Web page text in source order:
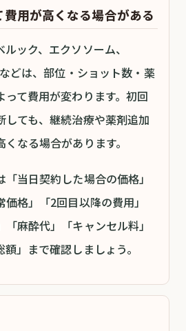
用が高くなる場合がある
ック、エクソソーム、
どは、部位・ショット数・薬
て費用が変わります。初回
しても、継続治療や薬剤追加
なる場合があります。
当日契約した場合の価格」
格」「2回目以降の費用」
「麻酔代」「キャンセル料」
額」まで確認しましょう。